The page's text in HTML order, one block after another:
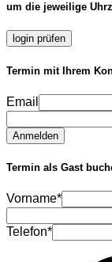
um die jeweilige
login prüfen
Termin mit Ihrem
Email
Anmelden
Termin als Gast
Vorname*
Telefon*